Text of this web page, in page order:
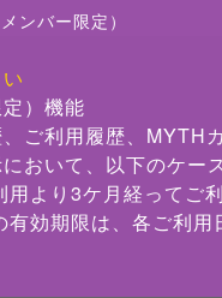
ンバー限定）
定）機能
ご利用履歴、MYTH
おいて、以下のケー
より3ケ月経ってご
効期限は、各ご利用